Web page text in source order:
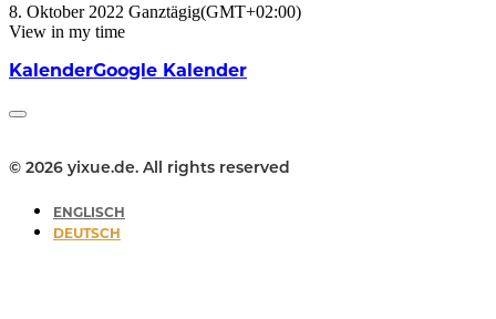
8. Oktober 2022 Ganztägig(GMT+02:00)
View in my time
KalenderGoogle Kalender
© 2026 yixue.de. All rights reserved
ENGLISCH
DEUTSCH